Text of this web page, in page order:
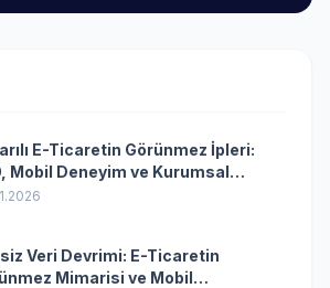
E-Ticaretin Görünmez İpleri:
Mobil Deneyim ve Kurumsal
Kazandıran Senkronizasyonu
Veri Devrimi: E-Ticaretin
Mimarisi ve Mobil